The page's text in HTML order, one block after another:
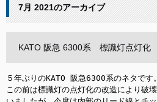
7月 2021のアーカイブ
KATO 阪急 6300系 標識灯点灯化
５年ぶりのKATO 阪急6300系のネタです。
この前は標識灯の点灯化の改造により破